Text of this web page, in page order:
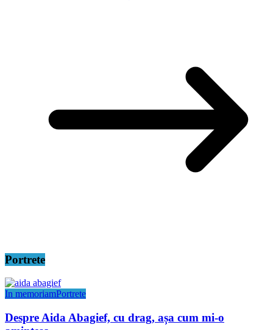
Portrete
In memoriamPortrete
Despre Aida Abagief, cu drag, așa cum mi-o